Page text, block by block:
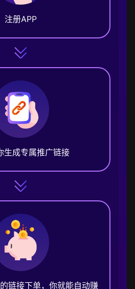
注册APP
生成专属推广链接
链接下单，你就能自动赚